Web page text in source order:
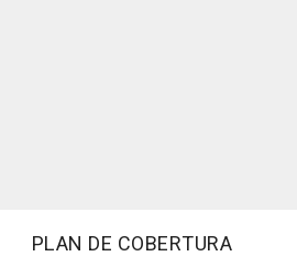
PLAN DE COBERTURA